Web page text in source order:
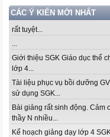
CÁC Ý KIẾN MỚI NHẤT
rất tuyệt...
...
Giới thiệu SGK Giáo dục thể
lớp 4...
Tài liệu phục vụ bồi dưỡng GV
sử dụng SGK...
Bài giảng rất sinh động. Cảm
thầy N nhiều...
Kế hoạch giảng dạy lớp 4